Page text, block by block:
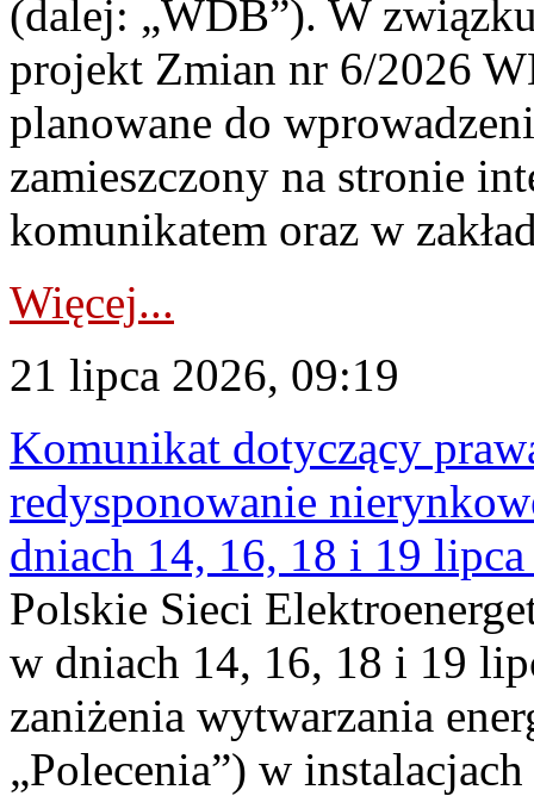
(dalej: „WDB”). W
projekt Zmian nr 6/2026
planowane do
zamieszczony na stronie
komunikatem oraz w
Więcej...
21 lipca 2026, 09:19
Komunikat dotyczący
redysponowanie
dniach 14, 16, 18 i 19
Polskie Sieci
w dniach 14, 16, 18 i 19
zaniżenia wytwarzania
„Polecenia”) w